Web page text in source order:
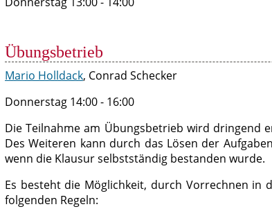
Übungsbetrieb
Mario Holldack, Conrad Schecker
Donnerstag 14:00 - 16:00
Die Teilnahme am Übungsbetrieb wird dringend
Des Weiteren kann durch das Lösen der
wenn die Klausur selbstständig bestanden wurde.
Es besteht die Möglichkeit, durch Vorrechnen in
folgenden Regeln: